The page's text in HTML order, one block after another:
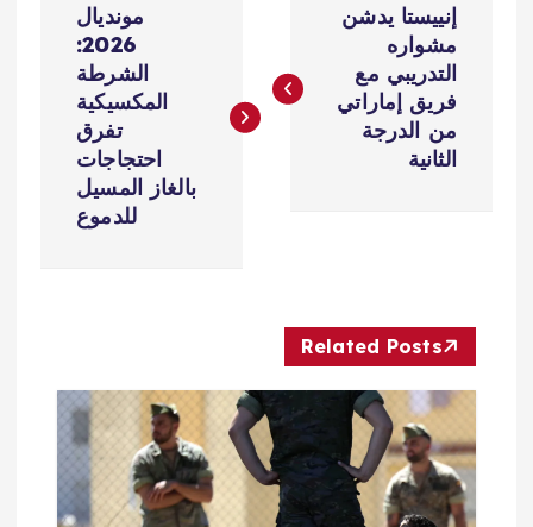
ص
م
ق
إنييستا يدشن
مشواره
التدريبي مع
فريق إماراتي
من الدرجة
الثانية
مونديال
2026:
الشرطة
المكسيكية
تفرق
احتجاجات
بالغاز المسيل
للدموع
Related Posts